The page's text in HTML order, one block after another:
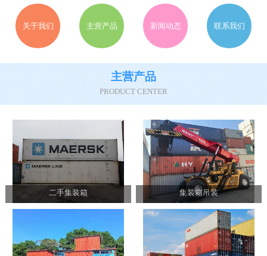
关于我们 主营产品 新闻动态 联系我们
主营产品
PRODUCT CENTER
二手集装箱 集装箱吊装